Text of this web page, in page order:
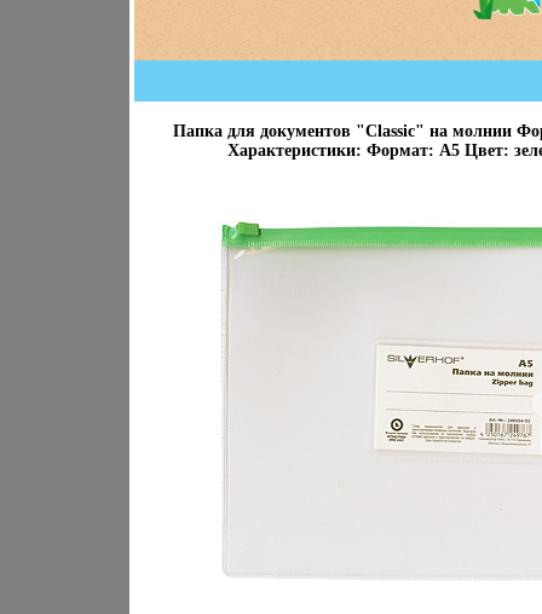
Папка для документов "Classic" на молнии
Характеристики: Формат: А5 Цвет: